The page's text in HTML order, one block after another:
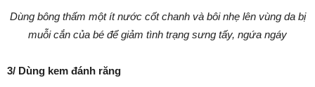
Dùng bông thấm một ít nước cốt chanh và bôi nhẹ lên vùng da bị
muỗi cắn của bé để giảm tình trạng sưng tấy, ngứa ngáy
3/ Dùng kem đánh răng